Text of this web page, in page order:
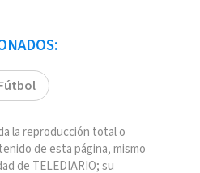
la reproducción total o
de esta página, mismo
de TELEDIARIO; su